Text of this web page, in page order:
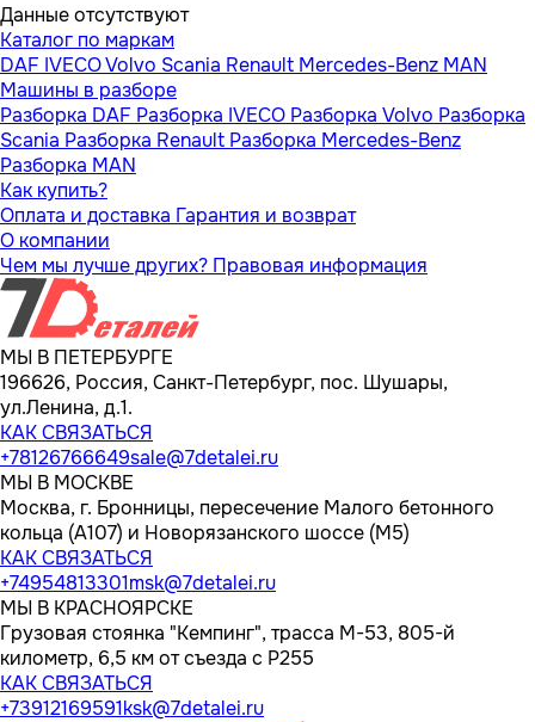
Данные отсутствуют
Каталог по маркам
DAF IVECOVolvo Scania Renault Mercedes-Benz MAN
Машины в разборе
Разборка DAF Разборка IVECO Разборка Volvo Разборка
Scania Разборка Renault Разборка Mercedes-Benz
Разборка MAN
Как купить?
Оплата и доставка Гарантия и возврат
О компании
Чем мы лучше других? Правовая информация
МЫ В ПЕТЕРБУРГЕ
196626, Россия, Санкт-Петербург, пос. Шушары,
ул.Ленина, д.1.
КАК СВЯЗАТЬСЯ
+78126766649sale@7detalei.ru
МЫ В МОСКВЕ
Москва, г. Бронницы, пересечение Малого бетонного
кольца (А107) и Новорязанского шоссе (М5)
КАК СВЯЗАТЬСЯ
+74954813301msk@7detalei.ru
МЫ В КРАСНОЯРСКЕ
Грузовая стоянка "Кемпинг", трасса M-53, 805-й
километр, 6,5 км от съезда с Р255
КАК СВЯЗАТЬСЯ
+73912169591ksk@7detalei.ru